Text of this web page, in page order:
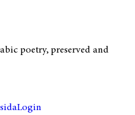
poetry, preserved and
Login